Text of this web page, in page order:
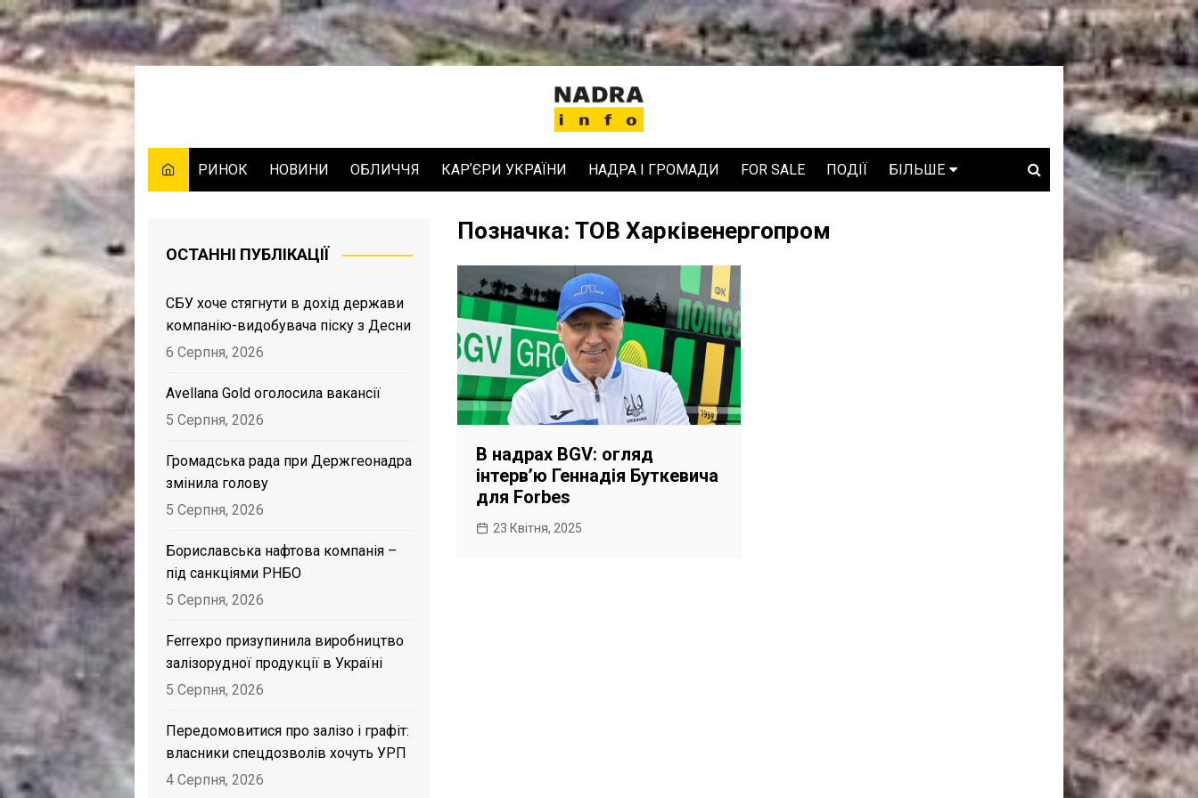
Skip
to
РИНОК НОВИНИ ОБЛИЧЧЯ КАРʼЄРИ УКРАЇНИ НАДРА І ГРОМАДИ FOR SALE ПОДІЇ БІЛЬШЕ
Позначка:ТОВ Харківенергопром
В надрах BGV: огляд
інтервʼю Геннадія Буткевича
для Forbes
23 Квітня, 2025
ОСТАННІ ПУБЛІКАЦІЇ
СБУ хоче стягнути в дохід держави
компанію-видобувача піску з Десни
6 Серпня, 2026
Avellana Gold оголосила вакансії
5 Серпня, 2026
Громадська рада при Держгеонадра
змінила голову
5 Серпня, 2026
Бориславська нафтова компанія –
під санкціями РНБО
5 Серпня, 2026
Ferrexpo призупинила виробництво
залізорудної продукції в Україні
5 Серпня, 2026
Передомовитися про залізо і графіт:
власники спецдозволів хочуть УРП
4 Серпня, 2026